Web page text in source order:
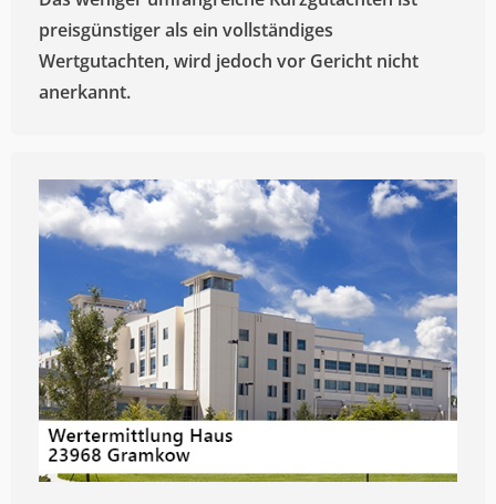
preisgünstiger als ein vollständiges
Wertgutachten, wird jedoch vor Gericht nicht
anerkannt.